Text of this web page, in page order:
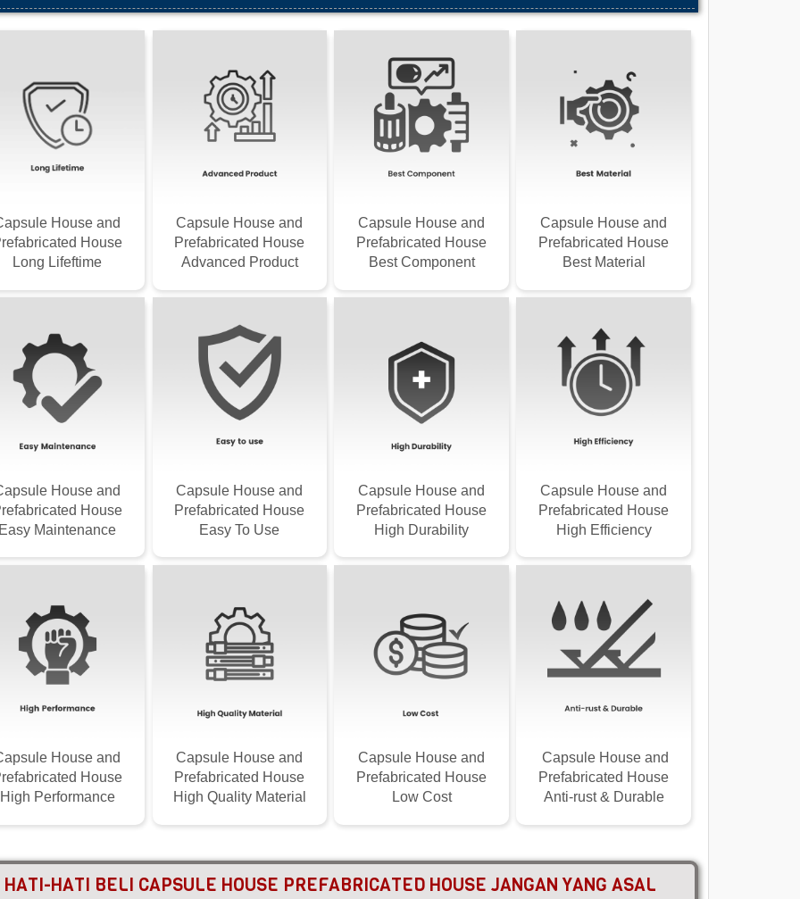
House and
House
Long Lifeftime
Capsule House and
Prefabricated House
Advanced Product
Capsule House and
Prefabricated House
Best Component
Capsule House and
Prefabricated House
Best Material
House and
House
Maintenance
Capsule House and
Prefabricated House
Easy To Use
Capsule House and
Prefabricated House
High Durability
Capsule House and
Prefabricated House
High Efficiency
House and
House
High Performance
Capsule House and
Prefabricated House
High Quality Material
Capsule House and
Prefabricated House
Low Cost
Capsule House and
Prefabricated House
Anti-rust & Durable
HATI-HATI BELI CAPSULE HOUSE PREFABRICATED HOUSE JANGAN YANG ASAL